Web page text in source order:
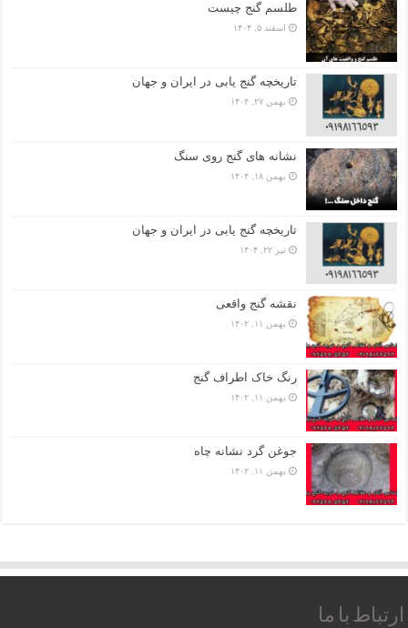
طلسم گنج چیست
اسفند ۵, ۱۴۰۴
تاریخچه گنج‌ یابی در ایران و جهان
بهمن ۲۷, ۱۴۰۴
نشانه های گنج روی سنگ
بهمن ۱۸, ۱۴۰۴
تاریخچه گنج‌ یابی در ایران و جهان
تیر ۲۲, ۱۴۰۴
نقشه گنج واقعی
بهمن ۱۱, ۱۴۰۲
رنگ خاک اطراف گنج
بهمن ۱۱, ۱۴۰۲
جوغن گرد نشانه چاه
بهمن ۱۱, ۱۴۰۲
ارتباط با ما